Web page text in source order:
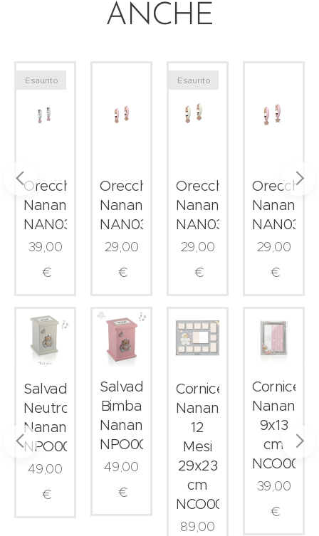
ANCHE
Orecchini
Nanan
NAN0363
Esaurito
39,00
€
Orecchini
Nanan
NAN0329
29,00
€
Orecchini
Nanan
NAN0328
Esaurito
29,00
€
Orecchini
Nanan
NAN0325
29,00
€
Salvadanaio
Neutro
Nanan
NPO0016
49,00
€
Salvadanaio
Bimba
Nanan
NPO0014
49,00
€
Cornice
Nanan
12
Mesi
29x23
cm
NCO0049
89,00
Cornice
Nanan
9x13
cm
NCO0042
39,00
€